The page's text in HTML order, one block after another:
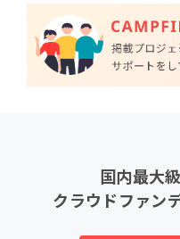
国内最大
クラウドファン